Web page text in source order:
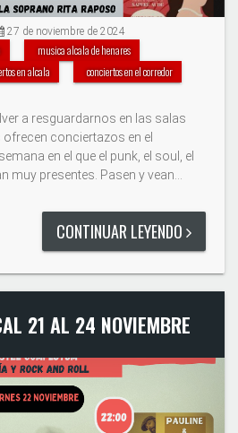
27 de noviembre de 2024
musica alcala de henares
en alcala conciertos en el corredor
a resguardarnos en las salas
conciertazos en el
en el que el punk, el soul, el
presentes. Pasen y vean...
CONTINUAR LEYENDO
21 AL 24 NOVIEMBRE